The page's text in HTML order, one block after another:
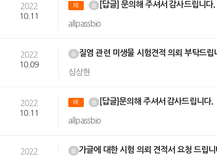
2022
10.11
RE [답글] 문의해 주셔서 감사드립니다.
allpassbio
2022
10.09
질염 관련 미생물 시험견적 의뢰 부탁드
심상현
2022
10.11
RE [답글]문의해 주셔서 감사드립니다.
allpassbio
2022 가글에 대한 시험 의뢰 견적서 요청 드립